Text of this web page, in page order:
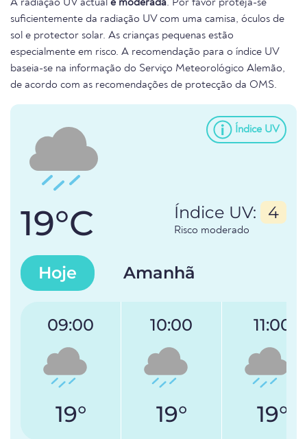
A radiação UV actual é moderada. Por favor proteja-se
suficientemente da radiação UV com uma camisa, óculos de
sol e protector solar. As crianças pequenas estão
especialmente em risco. A recomendação para o índice UV
baseia-se na informação do Serviço Meteorológico Alemão,
de acordo com as recomendações de protecção da OMS.
Índice UV
19°C Índice UV: 4
Risco moderado
Hoje Amanhã
09:00
19°
10:00
19°
11:00
19°